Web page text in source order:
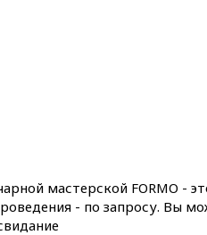
мастерской FORMO -
- по запросу. Вы